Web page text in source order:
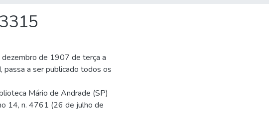
de 1907 de terça a
a ser publicado todos os
Mário de Andrade (SP)
14, n. 4761 (26 de julho de